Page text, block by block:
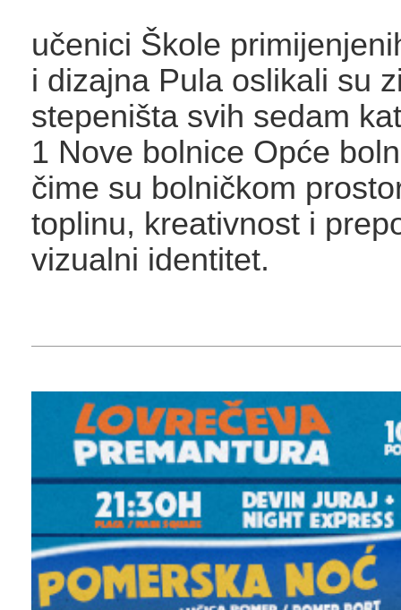
učenici Škole
i dizajna Pula oslikali su
stepeništa svih sedam
1 Nove bolnice Opće
čime su bolničkom
toplinu, kreativnost i
vizualni identitet.